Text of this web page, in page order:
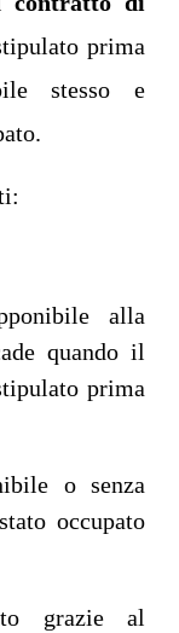
prima
stesso e
alla
quando il
prima
o senza
occupato
grazie al